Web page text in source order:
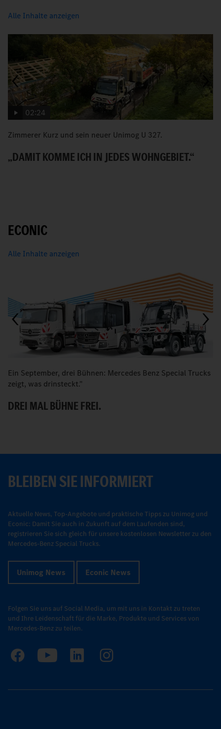
Alle Inhalte anzeigen
02:24
Zimmerer Kurz und sein neuer Unimog U 327.
„DAMIT KOMME ICH IN JEDES WOHNGEBIET.“
ECONIC
Alle Inhalte anzeigen
Ein September, drei Bühnen: Mercedes Benz Special Trucks
zeigt, was drinsteckt."
DREI MAL BÜHNE FREI.
BLEIBEN SIE INFORMIERT
Aktuelle News, Top-Angebote und praktische Tipps zu Unimog und
Econic: Damit Sie auch in Zukunft auf dem Laufenden sind,
registrieren Sie sich gleich für unsere kostenlosen Newsletter zu den
Mercedes-Benz Special Trucks.
Unimog News Econic News
Folgen Sie uns auf Social Media, um mit uns in Kontakt zu treten
und Ihre Leidenschaft für die Marke, Produkte und Services von
Mercedes-Benz zu teilen.